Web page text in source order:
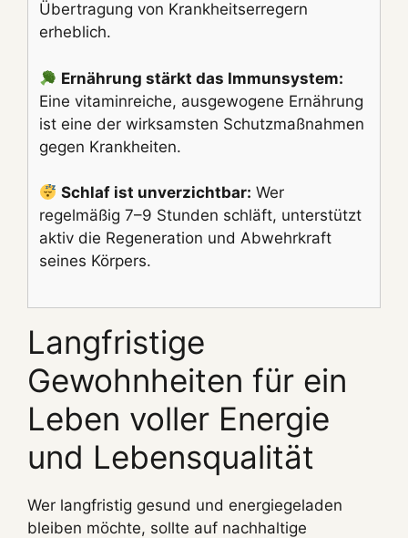
Übertragung von Krankheitserregern
erheblich.
Ernährung stärkt das Immunsystem:
Eine vitaminreiche, ausgewogene Ernährung
ist eine der wirksamsten Schutzmaßnahmen
gegen Krankheiten.
Schlaf ist unverzichtbar: Wer
regelmäßig 7–9 Stunden schläft, unterstützt
aktiv die Regeneration und Abwehrkraft
seines Körpers.
Langfristige
Gewohnheiten für ein
Leben voller Energie
und Lebensqualität
Wer langfristig gesund und energiegeladen
bleiben möchte, sollte auf nachhaltige